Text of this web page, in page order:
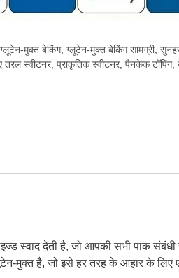
ग्लूटेन-मुक्त बेकिंग, ग्लूटेन-मुक्त बेकिंग सामग्री,
तरल स्वीटनर, प्राकृतिक स्वीटनर, पैनकेक टॉपिंग,
स्वाद देती है, जो आपकी सभी पाक
मुक्त है, जो इसे हर तरह के आहार के लिए